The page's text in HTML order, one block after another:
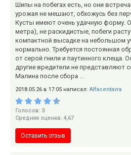
Шипы на побегах есть, но они
урожая не мешают, обхожусь без
Кусты имеют очень удачную форму.
метра), не раскидистые, побеги
компактной высадке на небольшом
нормально. Требуется постоянная
от серой гнили и паутинного клеща.
другие вредители не представляют
Малина после сбора ...
2018.05.26 в 17:05 написал: Alfacentavra
Голосов: 3
Средняя оценка: 4,67
Оставить отзыв